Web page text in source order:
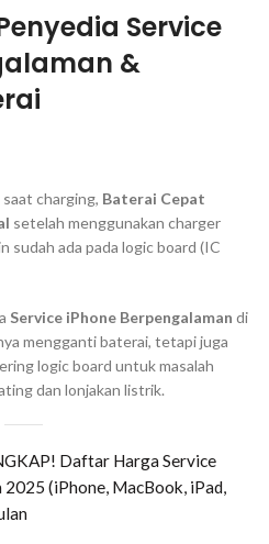
Service
&
saat charging, Baterai Cepat
setelah menggunakan charger
sudah ada pada logic board (IC
Service iPhone Berpengalaman di
mengganti baterai, tetapi juga
logic board untuk masalah
dan lonjakan listrik.
Daftar Harga Service
(iPhone, MacBook, iPad,